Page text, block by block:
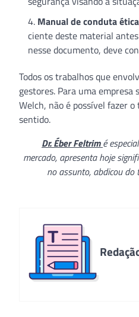
Manual de conduta ética
ciente deste material
nesse documento, deve
Todos os trabalhos que
gestores. Para uma
Welch, não é possível fazer
sentido.
Dr. Éber Feltrimé
mercado, apresenta hoje
no assunto, abdicou do